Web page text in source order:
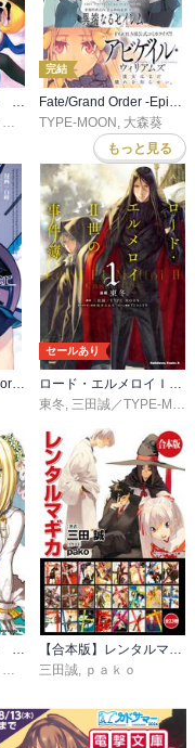
,マーベラス
完結
TYPE-MOON 大森葵
もっと見る
Fate/Grand Order -mortalis:stella-
セールあり
ロード・エルメロイＩＩ世の事件簿
東冬, 三田誠／TYPE-MOON
三田誠
ｐａｋｏ